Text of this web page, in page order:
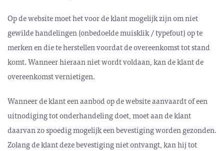
Op de website moet het voor de klant mogelijk zijn om niet
gewilde handelingen (onbe­doelde muisklik / typefout) op te
merken en die te herstellen voordat de over­een­komst tot stand
komt. Wanneer hieraan niet wordt voldaan, kan de klant de
over­eenkomst vernietigen.
Wanneer de klant een aanbod op de website aanvaardt of een
uitnodiging tot onder­handeling doet, moet aan de klant
daarvan zo spoedig mogelijk een bevestiging worden gezonden.
Zolang de klant deze bevestiging niet ontvangt, kan hij tot